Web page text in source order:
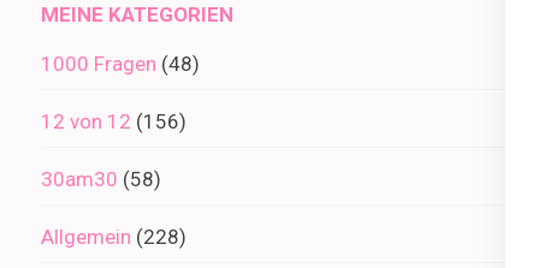
MEINE KATEGORIEN
1000 Fragen (48)
12 von 12 (156)
30am30 (58)
Allgemein (228)